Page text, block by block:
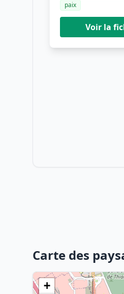
paix
Voir la
Carte des
+